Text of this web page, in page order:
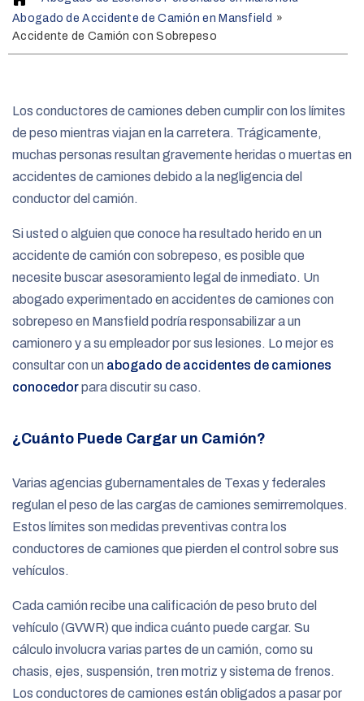
o
m
e
Abogado de Accidente de Camión en Mansfield »
Accidente de Camión con Sobrepeso
Los conductores de camiones deben cumplir con los límites
de peso mientras viajan en la carretera. Trágicamente,
muchas personas resultan gravemente heridas o muertas en
accidentes de camiones debido a la negligencia del
conductor del camión.
Si usted o alguien que conoce ha resultado herido en un
accidente de camión con sobrepeso, es posible que
necesite buscar asesoramiento legal de inmediato. Un
abogado experimentado en accidentes de camiones con
sobrepeso en Mansfield podría responsabilizar a un
camionero y a su empleador por sus lesiones. Lo mejor es
consultar con un abogado de accidentes de camiones
conocedorpara discutir su caso.
¿Cuánto Puede Cargar un Camión?
Varias agencias gubernamentales de Texas y federales
regulan el peso de las cargas de camiones semirremolques.
Estos límites son medidas preventivas contra los
conductores de camiones que pierden el control sobre sus
vehículos.
Cada camión recibe una calificación de peso bruto del
vehículo (GVWR) que indica cuánto puede cargar. Su
cálculo involucra varias partes de un camión, como su
chasis, ejes, suspensión, tren motriz y sistema de frenos.
Los conductores de camiones están obligados a pasar por